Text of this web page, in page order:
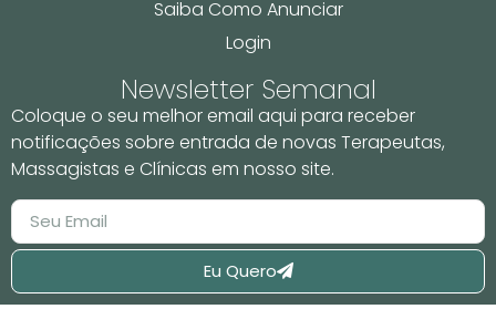
Saiba Como Anunciar
Login
Newsletter Semanal
Coloque o seu melhor email aqui para receber
notificações sobre entrada de novas Terapeutas,
Massagistas e Clínicas em nosso site.
Eu Quero